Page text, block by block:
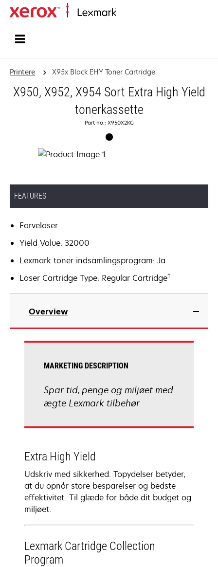
Printere X95x Black EHY Toner Cartridge
X950, X952, X954 Sort Extra High Yield
tonerkassette
Part no.: X950X2KG
FEATURES
Farvelaser
Yield Value: 32000
Lexmark toner indsamlingsprogram: Ja
Laser Cartridge Type: Regular Cartridge†
Overview
MARKETING DESCRIPTION
Spar tid, penge og miljøet med
ægte Lexmark tilbehør
Extra High Yield
Udskriv med sikkerhed. Topydelser betyder,
at du opnår store besparelser og bedste
effektivitet. Til glæde for både dit budget og
miljøet.
Lexmark Cartridge Collection
Program